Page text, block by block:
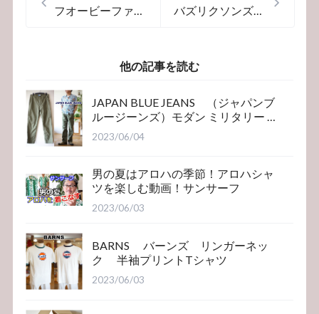
フオービーファク
バズリクソンズ
他の記事を読む
JAPAN BLUE JEANS （ジャパンブ
ルージーンズ）モダン ミリタリー ベ
イカーパンツ
2023/06/04
男の夏はアロハの季節！アロハシャ
ツを楽しむ動画！サンサーフ
2023/06/03
BARNS バーンズ リンガーネッ
ク 半袖プリントTシャツ
2023/06/03